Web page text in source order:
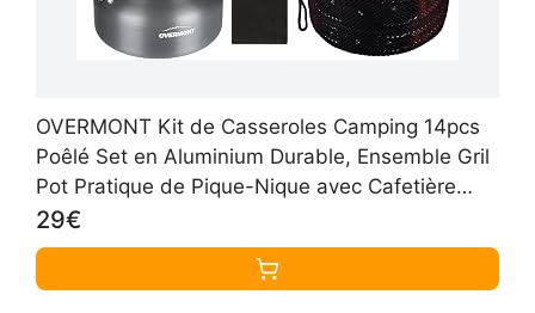
OVERMONT Kit de Casseroles Camping 14pcs
Poêlé Set en Aluminium Durable, Ensemble Gril
Pot Pratique de Pique-Nique avec Cafetière
Théière pour Randonnée
29€